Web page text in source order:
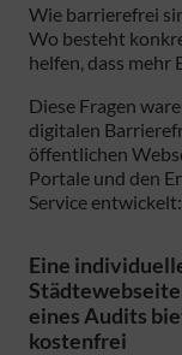
Wie barrierefrei
Wo besteht
helfen, dass
Diese Fragen
digitalen
öffentlichen
Portale und den
Service entwickelt:
Eine
eines Audits
kostenfrei